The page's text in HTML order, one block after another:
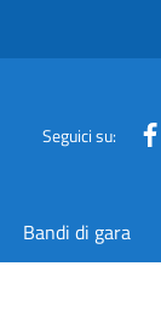
Seguici su:
Bandi di gara